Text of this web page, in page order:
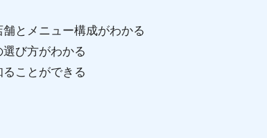
とメニュー構成がわかる
び方がわかる
ことができる